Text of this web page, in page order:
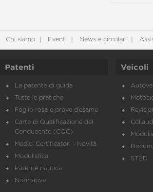
Chi siamo Eventi News e circolari
Patenti
La patente di guida
Tutte le pratiche
Foglio rosa e prove d’esame
Carta di Qualificazione del
Conducente (CQC)
Medici Certificatori - Novità
Modulistica
Patente nautica
Normativa
Veicoli
STED